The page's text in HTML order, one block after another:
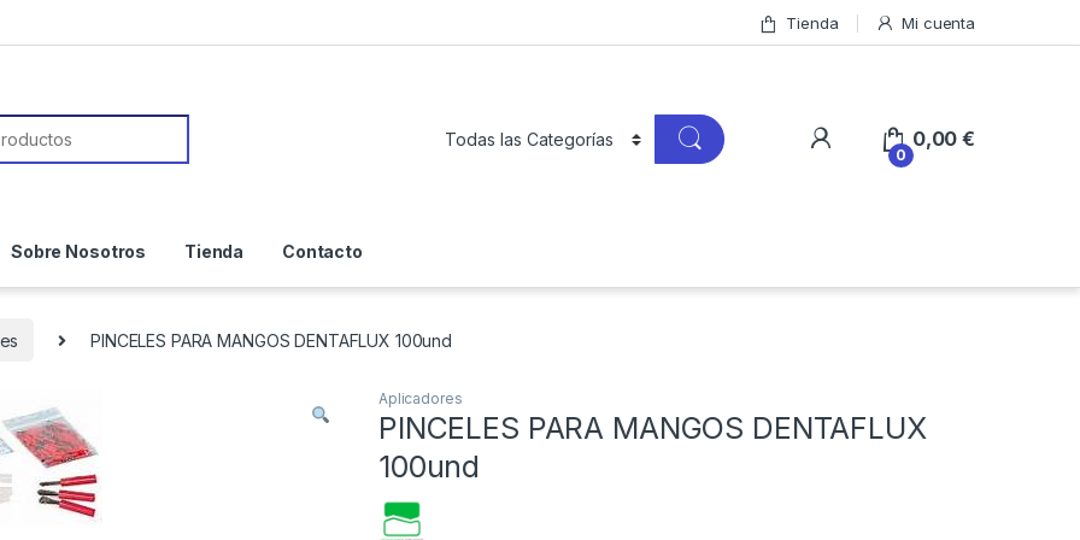
Tienda Mi cuenta
0
0,00€
Sobre Nosotros Tienda Contacto
PINCELES PARA MANGOS DENTAFLUX 100und
Aplicadores
PINCELES PARA MANGOS DENTAFLUX
100und